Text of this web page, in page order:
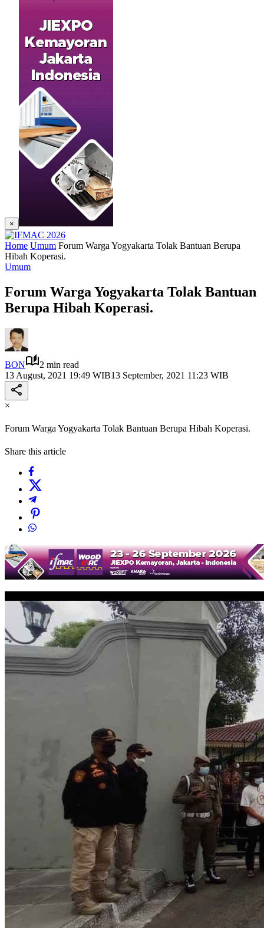
×
Home Umum Forum Warga Yogyakarta Tolak Bantuan Berupa
Hibah Koperasi.
Umum
Forum Warga Yogyakarta Tolak Bantuan
Berupa Hibah Koperasi.
BON
2 min read
13 August, 2021 19:49 WIB13 September, 2021 11:23 WIB
×
Forum Warga Yogyakarta Tolak Bantuan Berupa Hibah Koperasi.
Share this article